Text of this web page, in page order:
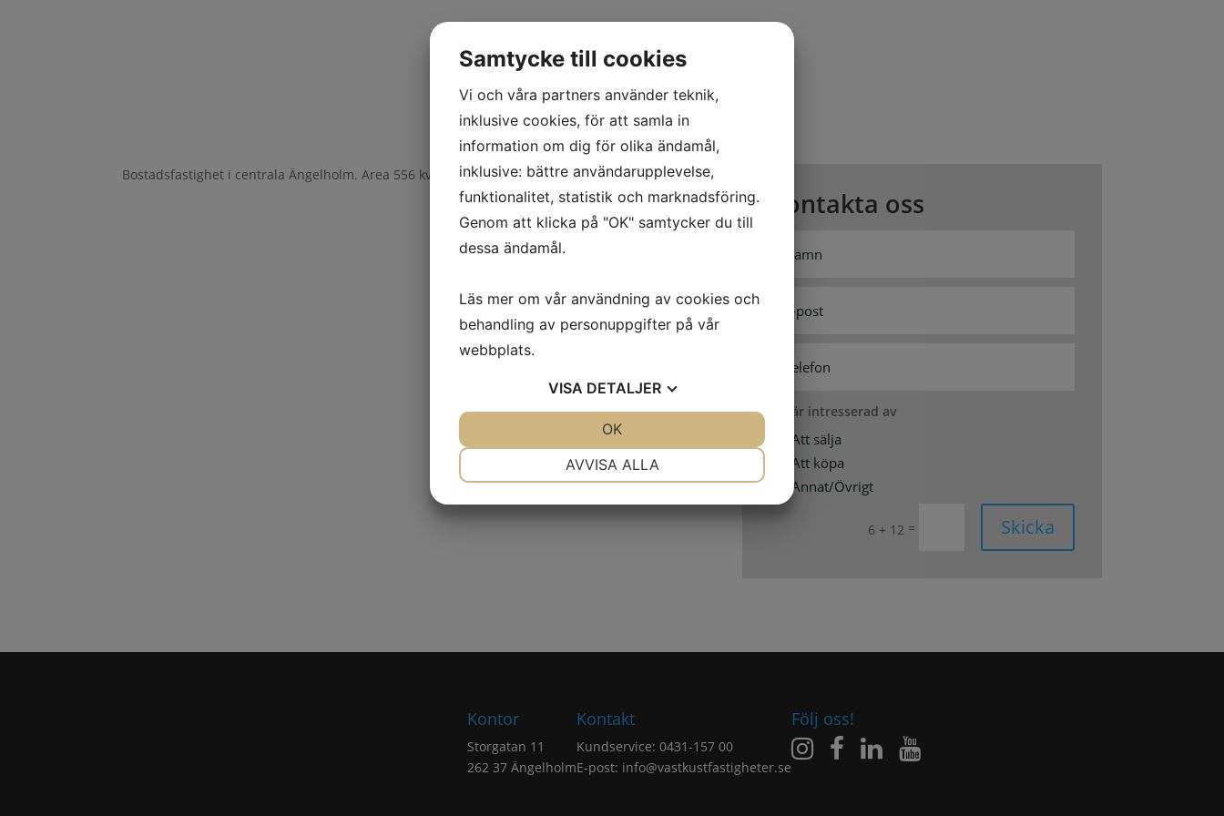
Bostadsfastighet i centrala Ängelholm. Area 556 kvm.
Kontakta oss
Jag är intresserad av
Att sälja
Att köpa
Annat/Övrigt
6 + 12 = Skicka
Kontor
Storgatan 11
262 37 Ängelholm
Kontakt
Kundservice: 0431-157 00
E-post: info@vastkustfastigheter.se
Följ oss!
Samtycke till cookies
Vi och våra partners använder teknik,
inklusive cookies, för att samla in
information om dig för olika ändamål,
inklusive: bättre användarupplevelse,
funktionalitet, statistik och marknadsföring.
Genom att klicka på "OK" samtycker du till
dessa ändamål.
Läs mer om vår användning av cookies och
behandling av personuppgifter på vår
webbplats.
VISA DETALJER
AVVISA ALLA
OK